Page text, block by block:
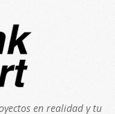
en realidad y tu